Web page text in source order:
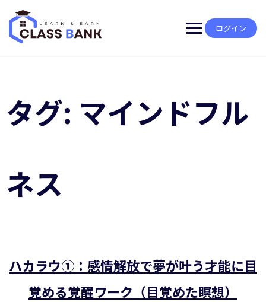
content
ログイン
タグ: マインドフル
ネス
ハカラウ①：感情解放で夢が叶う才能に目
覚める覚醒ワーク（目覚めた瞑想）